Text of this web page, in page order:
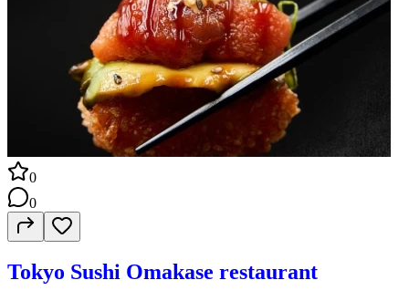
0
0
Tokyo Sushi Omakase restaurant